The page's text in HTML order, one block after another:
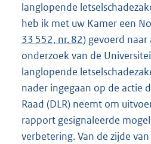
langlopende
heb ik met uw Kamer een
33 552, nr. 82) gevoerd
onderzoek van de
langlopende
nader ingegaan op de actie
Raad (DLR) neemt om
rapport gesignaleerde
verbetering. Van de zijde